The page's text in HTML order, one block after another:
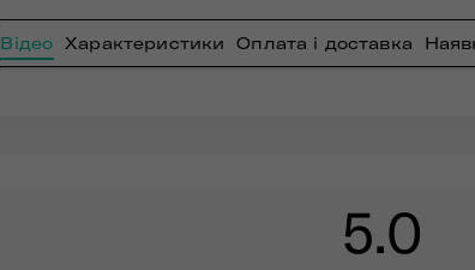
Відео Характеристики Оплата і доставка
5.0